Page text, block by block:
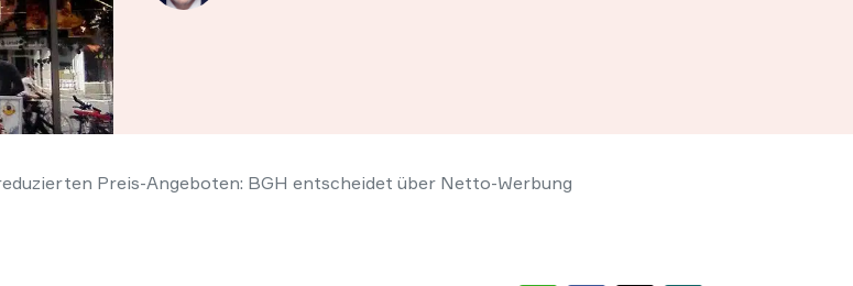
Preis-Angeboten: BGH entscheidet über Netto-Werbung